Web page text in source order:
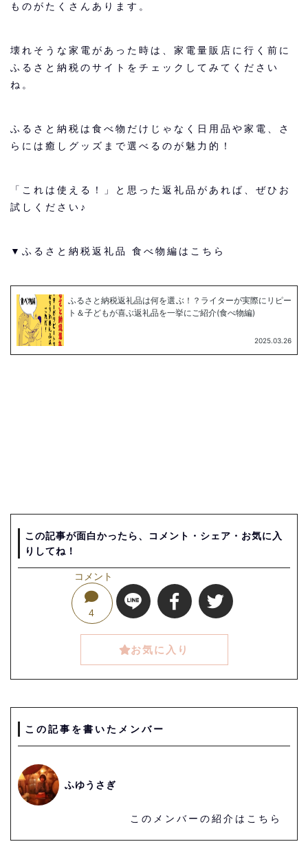
ものがたくさんあります。
壊れそうな家電があった時は、家電量販店に行く前に
ふるさと納税のサイトをチェックしてみてください
ね。
ふるさと納税は食べ物だけじゃなく日用品や家電、さ
らには癒しグッズまで選べるのが魅力的！
「これは使える！」と思った返礼品があれば、ぜひお
試しください♪
▼ふるさと納税返礼品 食べ物編はこちら
この記事が面白かったら、コメント・シェア・お気に入
りしてね！
コメント
4
お気に入り
この記事を書いたメンバー
ふゆうさぎ
このメンバーの紹介はこちら